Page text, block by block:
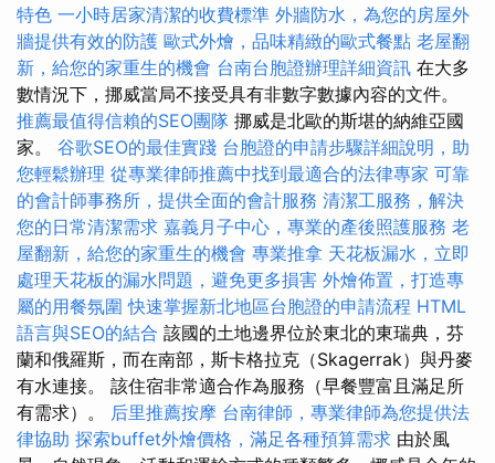
特色 一小時居家清潔的收費標準 外牆防水，為您的房屋外
牆提供有效的防護 歐式外燴，品味精緻的歐式餐點 老屋翻
新，給您的家重生的機會 台南台胞證辦理詳細資訊 在大多
數情況下，挪威當局不接受具有非數字數據內容的文件。
推薦最值得信賴的SEO團隊 挪威是北歐的斯堪的納維亞國
家。 谷歌SEO的最佳實踐 台胞證的申請步驟詳細說明，助
您輕鬆辦理 從專業律師推薦中找到最適合的法律專家 可靠
的會計師事務所，提供全面的會計服務 清潔工服務，解決
您的日常清潔需求 嘉義月子中心，專業的產後照護服務 老
屋翻新，給您的家重生的機會 專業推拿 天花板漏水，立即
處理天花板的漏水問題，避免更多損害 外燴佈置，打造專
屬的用餐氛圍 快速掌握新北地區台胞證的申請流程 HTML
語言與SEO的結合 該國的土地邊界位於東北的東瑞典，芬
蘭和俄羅斯，而在南部，斯卡格拉克（Skagerrak）與丹麥
有水連接。 該住宿非常適合作為服務（早餐豐富且滿足所
有需求）。 后里推薦按摩 台南律師，專業律師為您提供法
律協助 探索buffet外燴價格，滿足各種預算需求 由於風